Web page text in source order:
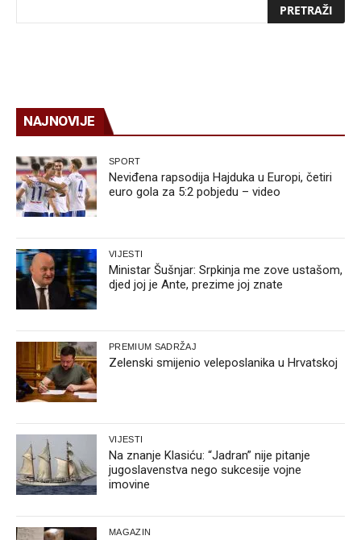
NAJNOVIJE
SPORT
Neviđena rapsodija Hajduka u Europi, četiri
euro gola za 5:2 pobjedu – video
VIJESTI
Ministar Šušnjar: Srpkinja me zove ustašom,
djed joj je Ante, prezime joj znate
PREMIUM SADRŽAJ
Zelenski smijenio veleposlanika u Hrvatskoj
VIJESTI
Na znanje Klasiću: “Jadran” nije pitanje
jugoslavenstva nego sukcesije vojne
imovine
MAGAZIN